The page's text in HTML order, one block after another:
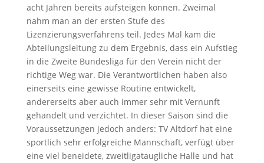
acht Jahren bereits aufsteigen können. Zweimal
nahm man an der ersten Stufe des
Lizenzierungsverfahrens teil. Jedes Mal kam die
Abteilungsleitung zu dem Ergebnis, dass ein Aufstieg
in die Zweite Bundesliga für den Verein nicht der
richtige Weg war. Die Verantwortlichen haben also
einerseits eine gewisse Routine entwickelt,
andererseits aber auch immer sehr mit Vernunft
gehandelt und verzichtet. In dieser Saison sind die
Voraussetzungen jedoch anders: TV Altdorf hat eine
sportlich sehr erfolgreiche Mannschaft, verfügt über
eine viel beneidete, zweitligataugliche Halle und hat